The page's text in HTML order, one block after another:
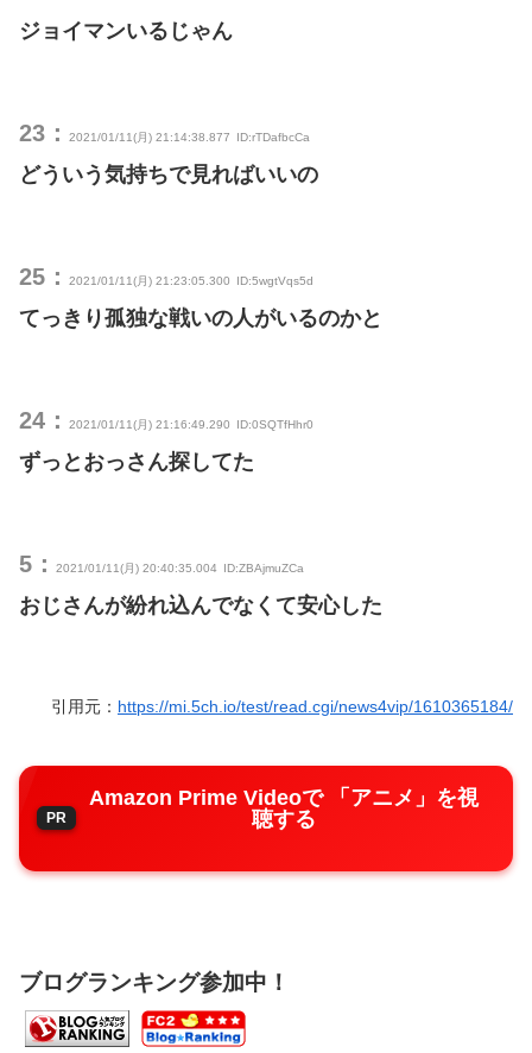
ジョイマンいるじゃん
23： 2021/01/11(月) 21:14:38.877 ID:rTDafbcCa
どういう気持ちで見ればいいの
25： 2021/01/11(月) 21:23:05.300 ID:5wgtVqs5d
てっきり孤独な戦いの人がいるのかと
24： 2021/01/11(月) 21:16:49.290 ID:0SQTfHhr0
ずっとおっさん探してた
5： 2021/01/11(月) 20:40:35.004 ID:ZBAjmuZCa
おじさんが紛れ込んでなくて安心した
引用元： https://mi.5ch.io/test/read.cgi/news4vip/1610365184/
Amazon Prime Videoで 「アニメ」を視
聴する
ブログランキング参加中！